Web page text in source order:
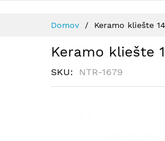
Domov Keramo kliešte
Keramo kliešte
SKU NTR-1679